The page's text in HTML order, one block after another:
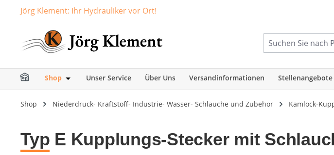
Zur Hauptnavigation springen
Jörg Klement: Ihr Hydrauliker vor Ort!
Shop Öffne oder Schließe das Dropdown der Kategorie Shop
Unser Service Über Uns Versandinformationen Stellenangebote
Shop Niederdruck- Kraftstoff- Industrie- Wasser- Schläuche und Zubehör Kamlock-
Typ E Kupplungs-Stecker mit